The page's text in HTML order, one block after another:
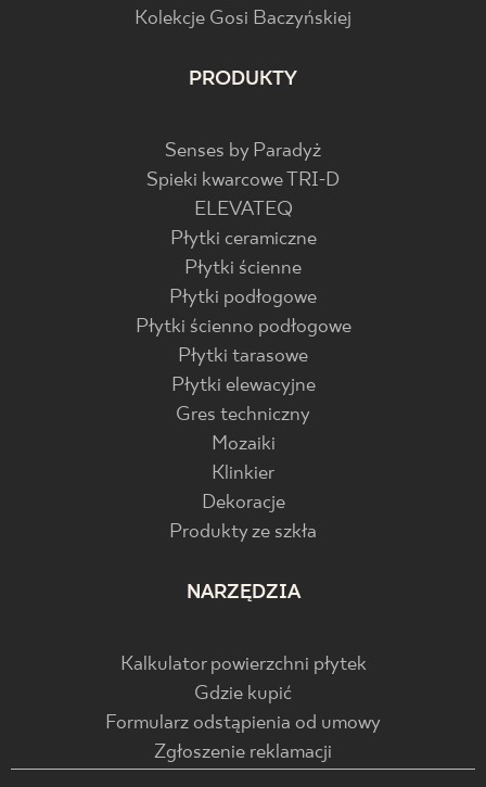
Kolekcje Gosi Baczyńskiej
PRODUKTY
Senses by Paradyż
Spieki kwarcowe TRI-D
ELEVATEQ
Płytki ceramiczne
Płytki ścienne
Płytki podłogowe
Płytki ścienno podłogowe
Płytki tarasowe
Płytki elewacyjne
Gres techniczny
Mozaiki
Klinkier
Dekoracje
Produkty ze szkła
NARZĘDZIA
Kalkulator powierzchni płytek
Gdzie kupić
Formularz odstąpienia od umowy
Zgłoszenie reklamacji